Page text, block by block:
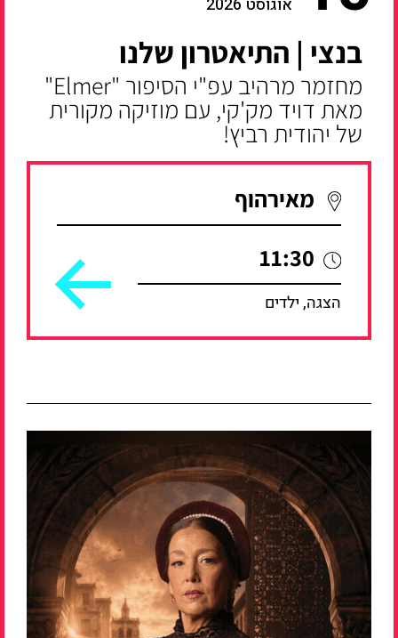
אוגוסט 2026
בנצי | התיאטרון שלנו
מחזמר מרהיב עפ"י הסיפור "Elmer"
מאת דויד מק'קי, עם מוזיקה מקורית
של יהודית רביץ!
מאירהוף
11:30
הצגה, ילדים